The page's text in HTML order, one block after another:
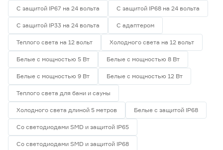
Гарантия
1 год
3 года
С защитой IP67 на 24 вольта С защитой IP68 на 24 вольта
С защитой IP33 на 24 вольта С адаптером
Теплого света на 12 вольт Холодного света на 12 вольт
Белые с мощностью 5 Вт Белые с мощностью 8 Вт
Белые с мощностью 9 Вт Белые с мощностью 12 Вт
Теплого света для бани и сауны
Холодного света длиной 5 метров Белые с защитой IP68
Со светодиодами SMD и защитой IP65
Со светодиодами SMD и защитой IP68